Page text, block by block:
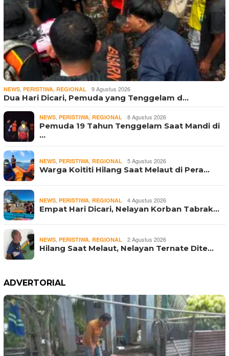
NEWS PERISTIWA REGIONAL 9 Agustus 2026
Dua Hari Dicari, Pemuda yang Tenggelam d…
NEWS PERISTIWA REGIONAL 8 Agustus 2026
Pemuda 19 Tahun Tenggelam Saat Mandi di
…
NEWS PERISTIWA REGIONAL 5 Agustus 2026
Warga Koititi Hilang Saat Melaut di Pera…
NEWS PERISTIWA REGIONAL 4 Agustus 2026
Empat Hari Dicari, Nelayan Korban Tabrak…
NEWS PERISTIWA REGIONAL 2 Agustus 2026
Hilang Saat Melaut, Nelayan Ternate Dite…
ADVERTORIAL